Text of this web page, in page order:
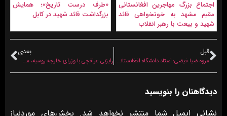
اجتماع بزرگ مهاجرین افغانستانی
مقیم مشهد به خونخواهی قائد
شهید و بیعت با رهبر انقلاب
«طرف درست تاریخ»؛ همایش
بزرگداشت قائد شهید در کابل
قبل
مروه ضیا فیضی؛ استاد دانشگاه افغانستانی: چو ایران نباشد تن من مباد
بعدی
رایزنی عراقچی با وزرای خارجه روسیه، مصر، کره جنوبی و فرانسه
دیدگاهتان را بنویسید
نشانی ایمیل شما منتشر نخواهد شد. بخش‌های موردنیاز